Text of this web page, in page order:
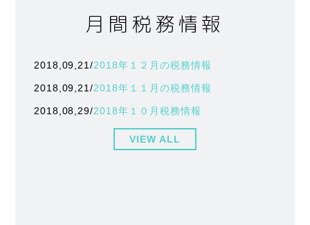
月間税務情報
2018,09,21/2018年１２月の税務情報
2018,09,21/2018年１１月の税務情報
2018,08,29/2018年１０月税務情報
VIEW ALL